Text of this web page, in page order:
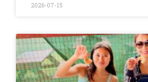
2026-07-15